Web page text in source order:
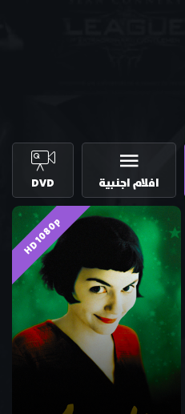
افلام اجنبية DVD
HD 1080p